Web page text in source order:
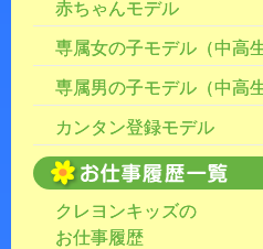
赤ちゃんモデル
専属女の子モデル（中高
専属男の子モデル（中高
カンタン登録モデル
クレヨンキッズの
お仕事履歴